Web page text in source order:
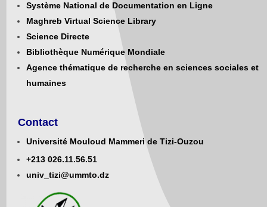
Système National de Documentation en Ligne
Maghreb Virtual Science Library
Science Directe
Bibliothèque Numérique Mondiale
Agence thématique de recherche en sciences sociales et
humaines
Contact
Université Mouloud Mammeri de Tizi-Ouzou
+213 026.11.56.51
univ_tizi@ummto.dz